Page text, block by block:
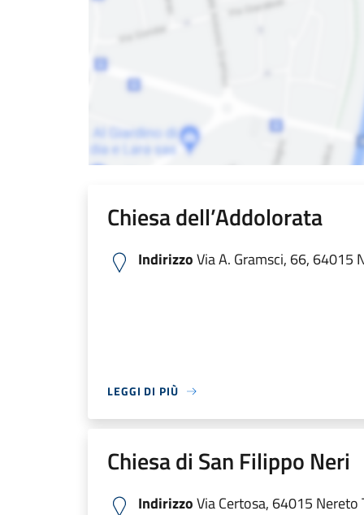
Chiesa dell’Addolorata
IndirizzoVia A. Gramsci, 66, 64015
LEGGI DI PIÙ
Chiesa di San Filippo Neri
IndirizzoVia Certosa, 64015 Nereto